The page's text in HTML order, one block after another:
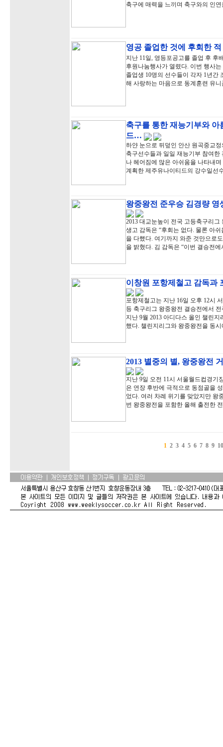
축구에 매력을 느끼며 축구와의 인
영공 졸업한 것에 후회한
지난 11일, 영등포공고를 졸업 후 후
후원나눔행사가 열렸다. 이번 행사
졸업생 10명의 선수들이 각자 1년간
해 사랑하는 마음으로 동계훈련 유
축구를 통한 재능기부와
드…
하얀 눈으로 뒤덮인 안산 원곡중교
축구선수들과 일일 재능기부 참여
나 헤어짐에 많은 아쉬움을 나타내
계획한 제주유나이티드의 강수일선
왕중왕전 준우승 김경량
2013 대교눈높이 전국 고등축구리
생고 감독은 “후회는 없다. 물론 아
을 다했다. 여기까지 와준 것만으로
을 밝혔다. 김 감독은 “이번 결승전
이창원 포항제철고 감독과
포항제철고는 지난 16일 오후 12시
등 축구리그 왕중왕전 결승전에서
지난 9월 2013 아디다스 올인 챌린
했다. 챌린지리그와 왕중왕전을 동
2013 별중의 별, 왕중왕전
지난 9일 오전 11시 서울월드컵경기
은 연장 후반에 극적으로 동점골을
었다. 여러 차례 위기를 맞았지만 왕
번 왕중왕전을 포함한 올해 출전한
1 2 3 4 5 6 7 8 9 10